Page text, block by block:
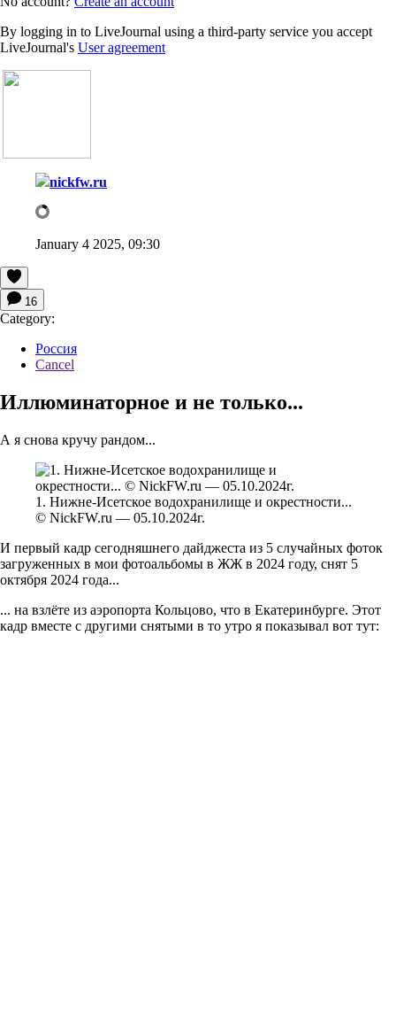
By logging in to LiveJournal using a third-party service you accept
LiveJournal's User agreement
nickfw.ru
January 4 2025, 09:30
16
Category:
Россия
Cancel
Иллюминаторное и не только...
А я снова кручу рандом...
1. Нижне-Исетское водохранилище и окрестности...
© NickFW.ru — 05.10.2024г.
И первый кадр сегодняшнего дайджеста из 5 случайных фоток
загруженных в мои фотоальбомы в ЖЖ в 2024 году, снят 5
октября 2024 года...
... на взлёте из аэропорта Кольцово, что в Екатеринбурге. Этот
кадр вместе с другими снятыми в то утро я показывал вот тут: